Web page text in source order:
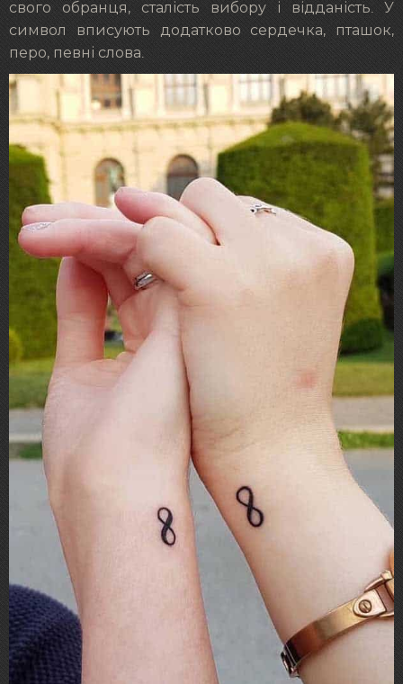
свого обранця, сталість вибору і відданість. У
символ вписують додатково сердечка, пташок,
перо, певні слова.